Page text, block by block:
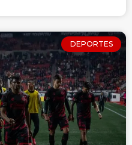
DEPORTES